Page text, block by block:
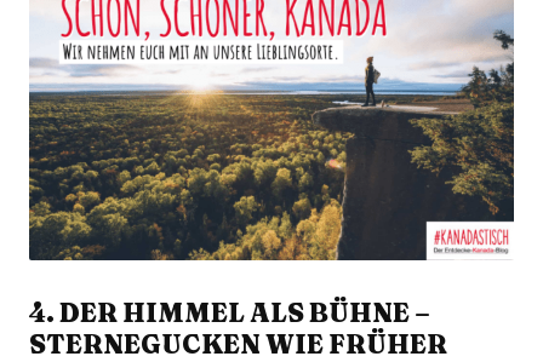
4. DER HIMMEL ALS BÜHNE –
STERNEGUCKEN WIE FRÜHER